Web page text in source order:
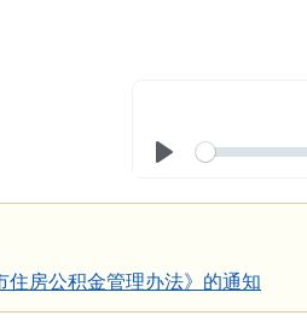
住房公积金管理办法》的通知